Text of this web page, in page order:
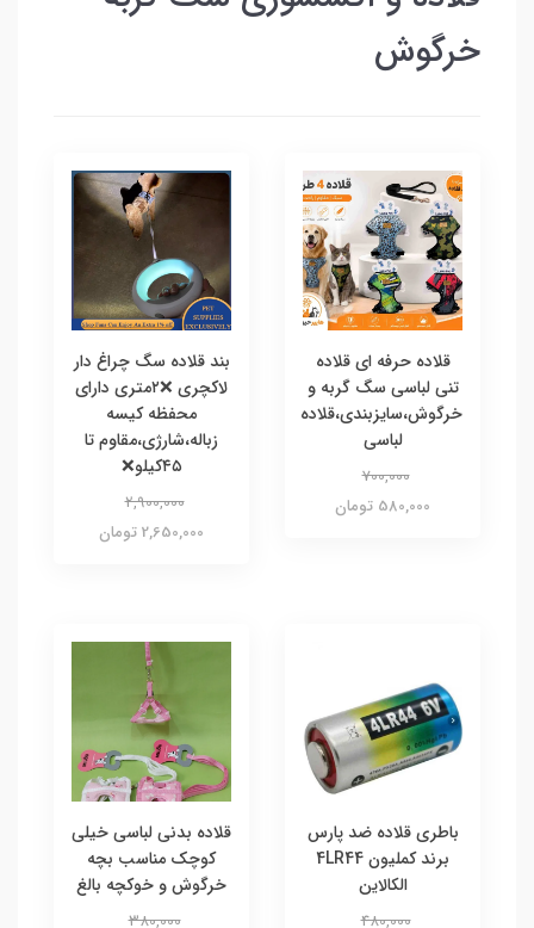
خرگوش
قلاده حرفه ای قلاده
تنی لباسی سگ گربه و
خرگوش،سایزبندی،قلاده
لباسی
700,000
580,000 تومان
بند قلاده سگ چراغ دار
لاکچری ❌۲متری دارای
محفظه کیسه
زباله،شارژی،مقاوم تا
۴۵کیلو❌
2,900,000
2,650,000 تومان
باطری قلاده ضد پارس
برند کملیون 4LR44
الکالاین
480,000
قلاده بدنی لباسی خیلی
کوچک مناسب بچه
خرگوش و خوکچه بالغ
380,000